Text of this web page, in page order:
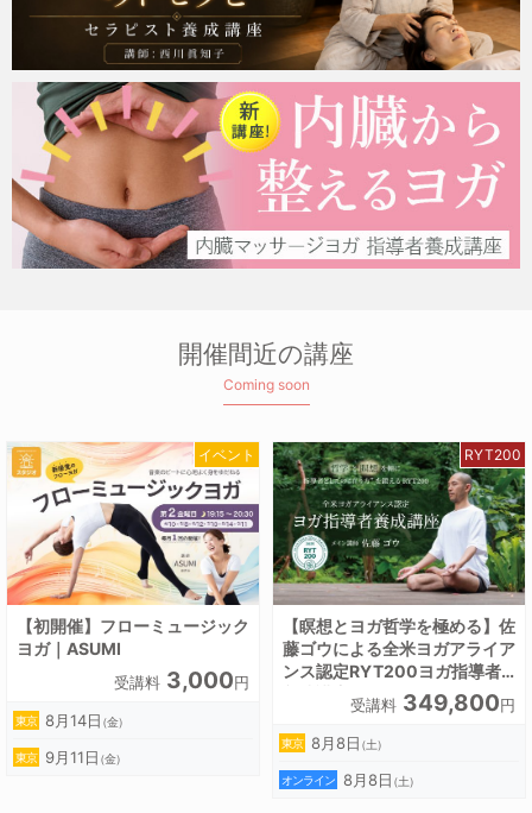
開催間近の講座
Coming soon
【初開催】フローミュージック
ヨガ｜ASUMI
受講料 3,000円
東京 8月14日（金）
東京 9月11日（金）
イベント
【瞑想とヨガ哲学を極める】佐
藤ゴウによる全米ヨガアライア
ンス認定RYT200ヨガ指導者
受講料 349,800円
東京 8月8日（土）
オンライン 8月8日（土）
RYT200